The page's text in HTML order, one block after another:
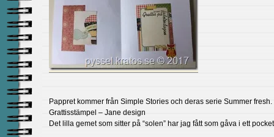
Pappret kommer från Simple Stories och deras serie Summer fresh.
Grattisstämpel – Jane design
Det lilla gemet som sitter på “solen” har jag fått som gåva i ett